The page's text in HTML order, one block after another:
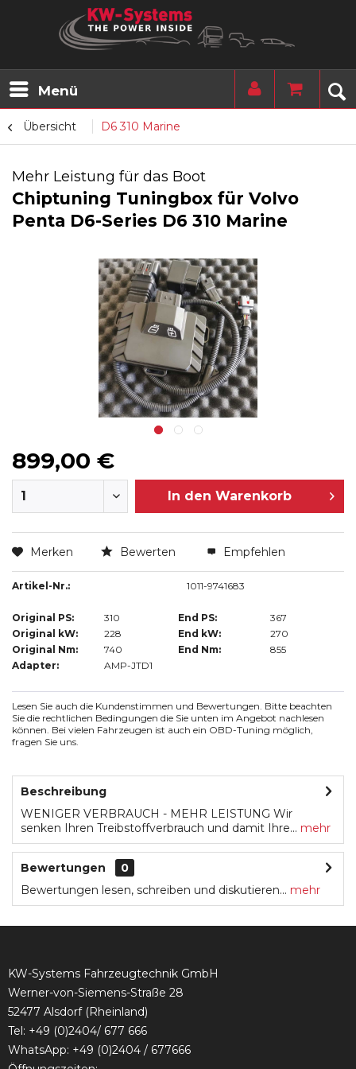
Menü
Übersicht D6 310 Marine
Mehr Leistung für das Boot
Chiptuning Tuningbox für Volvo
Penta D6-Series D6 310 Marine
899,00 €
In den Warenkorb
Merken Bewerten Empfehlen
Artikel-Nr.: 1011-9741683
Original PS: 310 End PS:
367
Original kW:
228 End kW:
270
Original Nm:
740 End Nm:
855
Adapter:
AMP-JTD1
Lesen Sie auch die Kundenstimmen und Bewertungen. Bitte beachten
Sie die rechtlichen Bedingungen die Sie unten im Angebot nachlesen
können. Bei vielen Fahrzeugen ist auch ein OBD-Tuning möglich,
fragen Sie uns.
Beschreibung
WENIGER VERBRAUCH - MEHR LEISTUNG Wir
senken Ihren Treibstoffverbrauch und damit Ihre... mehr
Bewertungen
0
Bewertungen lesen, schreiben und diskutieren... mehr
KW-Systems Fahrzeugtechnik GmbH
Werner-von-Siemens-Straße 28
52477 Alsdorf (Rheinland)
Tel: +49 (0)2404/ 677 666
WhatsApp: +49 (0)2404 / 677666